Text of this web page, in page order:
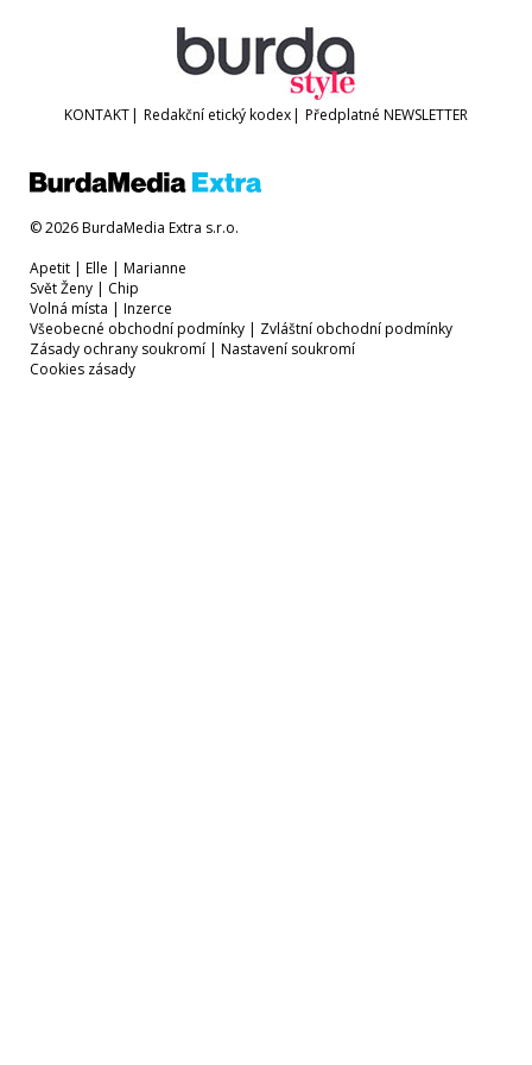
KONTAKT| Redakční etický kodex| Předplatné NEWSLETTER
© 2026 BurdaMedia Extra s.r.o.
Apetit | Elle | Marianne
Svět Ženy | Chip
Volná místa | Inzerce
Všeobecné obchodní podmínky | Zvláštní obchodní podmínky
Zásady ochrany soukromí | Nastavení soukromí
Cookies zásady